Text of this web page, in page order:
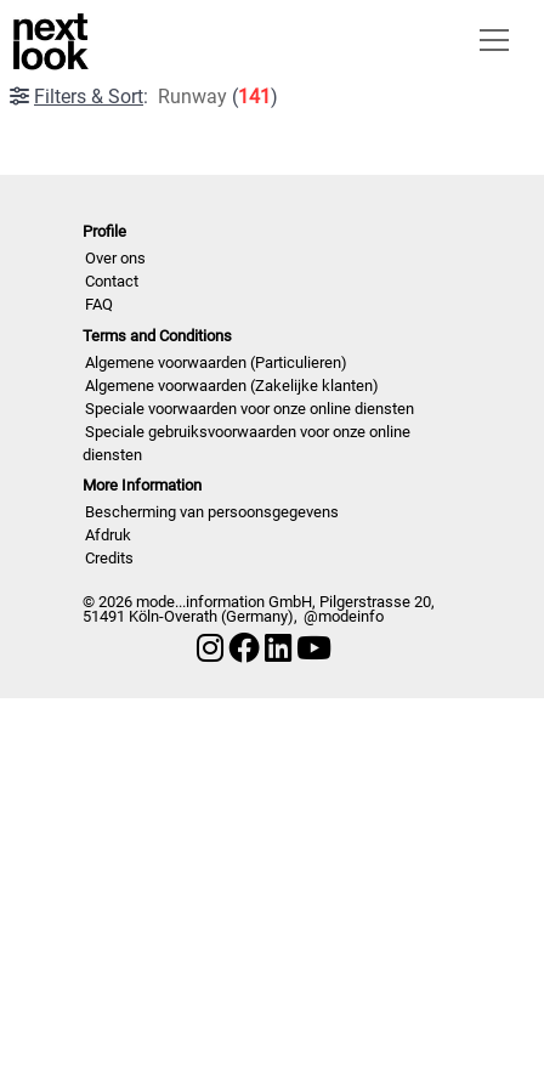
Filters & Sort: Runway (141)
Profile
Over ons
Contact
FAQ
Terms and Conditions
Algemene voorwaarden (Particulieren)
Algemene voorwaarden (Zakelijke klanten)
Speciale voorwaarden voor onze online diensten
Speciale gebruiksvoorwaarden voor onze online
diensten
More Information
Bescherming van persoonsgegevens
Afdruk
Credits
© 2026 mode...information GmbH, Pilgerstrasse 20,
51491 Köln-Overath (Germany), @modeinfo